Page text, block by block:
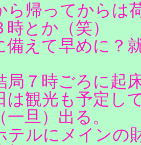
ら帰ってからは
時とか（笑）
備えて早めに？
局７時ごろに起
は観光も予定し
一旦）出る。
テルにメインの